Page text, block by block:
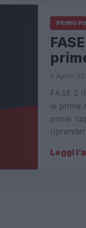
PRIMO
9 Aprile
FASE 2
le prime
prime
Leggi